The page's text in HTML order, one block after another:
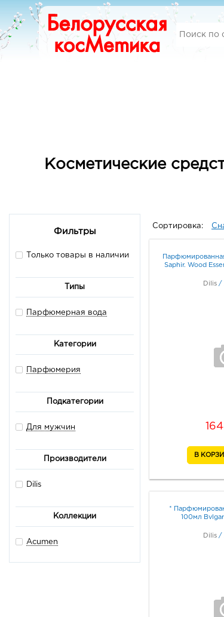
Косметические
Фильтры
Только товары в наличии
Типы
Парфюмерная вода
Категории
Парфюмерия
Подкатегории
Для мужчин
Производители
Dilis
Коллекции
Acumen
Сортировка:
Saphir. Wood
Dilis /
*
100мл
Dilis /